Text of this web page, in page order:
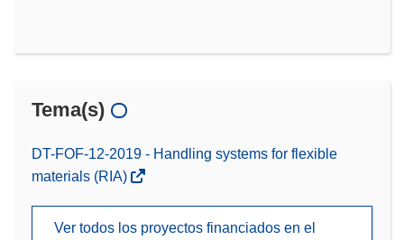
Tema(s)
DT-FOF-12-2019 - Handling systems for flexible
materials (RIA)
Ver todos los proyectos financiados en el